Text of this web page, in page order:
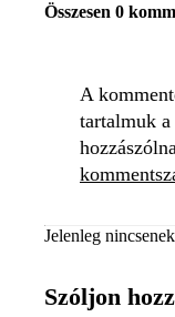
Összesen 0
A
tartalmuk
Jelenleg
Szóljon